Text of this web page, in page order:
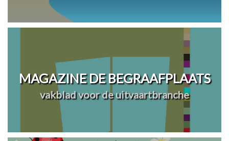
MAGAZINE DE BEGRAAFPLAATS
vakblad voor de uitvaartbranche